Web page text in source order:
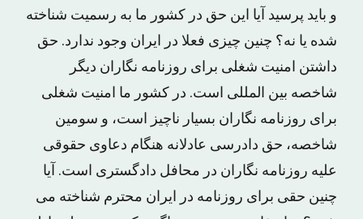
و باید پرسید آیا این حق در کشور ما به رسمیت شناخته
شده یا نه؟ چنین چیزی فعلا در ایران وجود ندارد. حق
داشتن امنیت شغلی برای روزنامه نگاران دیگر
شاخصه بین المللی است. در کشور ما امنیت شغلی
برای روزنامه نگاران بسیار ناچیز است، و سومین
شاخصه، حق دادرسی عادلانه هنگام دعاوی حقوقی
علیه روزنامه نگاران در محافل دادگستری است. آیا
چنین حقی برای روزنامه در ایران محترم شناخته می